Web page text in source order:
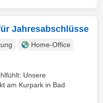
Jahresabschlüsse
Home-Office
Unsere
am Kurpark in Bad